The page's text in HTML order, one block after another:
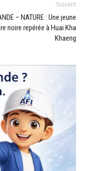
Suivant
– NATURE : Une jeune
noire repérée à Huai Kha
Khaeng